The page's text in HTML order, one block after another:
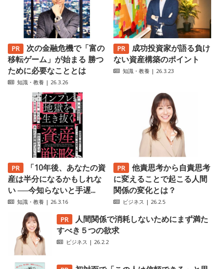
次の金融危機で「富の
移転ゲーム」が始まる 勝つ
ために必要なこととは
知識・教養 | 26.3.26
成功投資家が語る負け
ない資産構築のポイント
知識・教養 | 26.3.23
「10年後、あなたの資
産は半分になるかもしれな
い ──今知らないと手遅...
知識・教養 | 26.3.16
他責思考から自責思考
に変えることで起こる人間
関係の変化とは？
ビジネス | 26.2.5
人間関係で消耗しないためにまず満た
すべき５つの欲求
ビジネス | 26.2.2